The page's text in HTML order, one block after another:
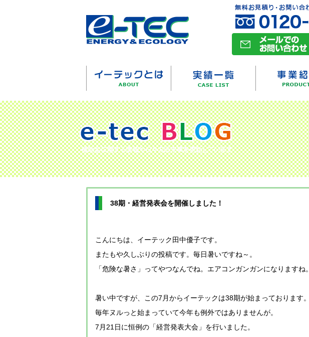
38期・経営発表会を開催しました！
こんにちは、イーテック田中優子です。
またもや久しぶりの投稿です。毎日暑いですね～。
「危険な暑さ」ってやつなんでね。エアコンガンガンになりますね。
暑い中ですが、この7月からイーテックは38期が始まっております。
毎年ヌルっと始まっていて今年も例外ではありませんが。
7月21日に恒例の「経営発表大会」を行いました。